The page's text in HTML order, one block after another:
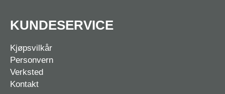
KUNDESERVICE
Kjøpsvilkår
Personvern
Verksted
Kontakt